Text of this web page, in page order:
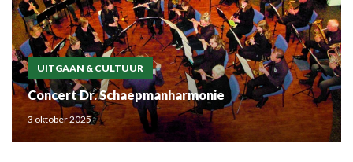
UITGAAN & CULTUUR
Concert Dr. Schaepmanharmonie
3 oktober 2025